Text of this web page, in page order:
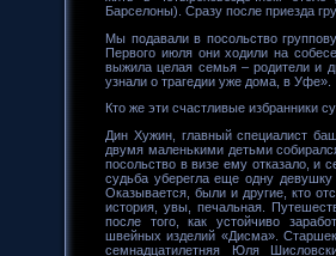
Барселоны). Сразу после приезда
Мы подавали в посольство
Первого июля они ходили на
выжила целая семья – родители и
узнали о трагедии уже дома, в Уфе».
Кто же эти счастливые избранники
Дин Хужин, главный специалист
двумя маленькими детьми
посольство в визе ему отказало, и
судьба уберегла еще одну
Оказывается, были и другие, кто
история, увы, печальная.
после того, как устойчиво
швейных изделий «Дисма».
семнадцатилетняя Юля